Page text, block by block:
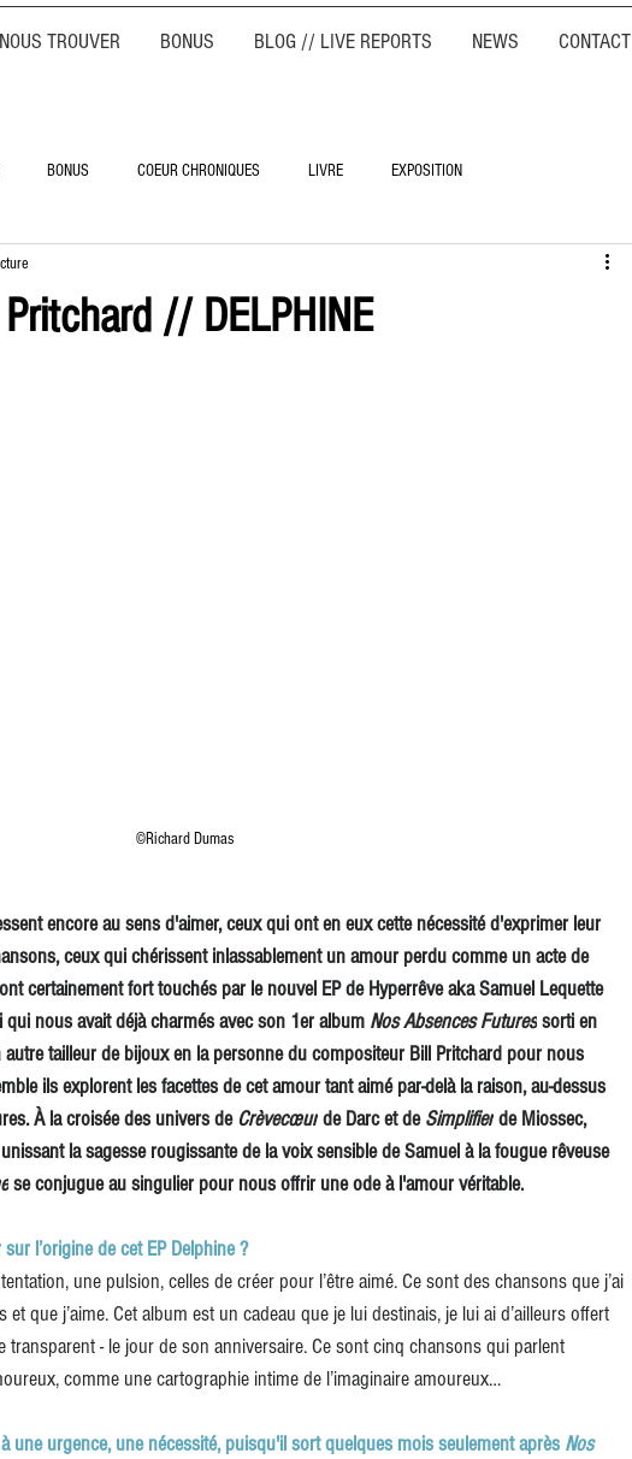
NOUS TROUVER BONUS BLOG // LIVE REPORTS NEWS CONTACT
BONUS COEUR CHRONIQUES LIVRE EXPOSITION
// DELPHINE
©Richard Dumas
encore au sens d'aimer, ceux qui ont en eux cette nécessité d'exprimer leur
ceux qui chérissent inlassablement un amour perdu comme un acte de
certainement fort touchés par le nouvel EP de Hyperrêve aka Samuel Lequette
qui nous avait déjà charmés avec son 1er album Nos Absences Futures sorti en
tailleur de bijoux en la personne du compositeur Bill Pritchard pour nous
ils explorent les facettes de cet amour tant aimé par-delà la raison, au-dessus
À la croisée des univers de Crèvecœur de Darc et de Simplifier de Miossec,
la sagesse rougissante de la voix sensible de Samuel à la fougue rêveuse
se conjugue au singulier pour nous offrir une ode à l'amour véritable.
l’origine de cet EP Delphine ?
une pulsion, celles de créer pour l’être aimé. Ce sont des chansons que j’ai
que j’aime. Cet album est un cadeau que je lui destinais, je lui ai d’ailleurs offert
transparent - le jour de son anniversaire. Ce sont cinq chansons qui parlent
comme une cartographie intime de l’imaginaire amoureux…
une urgence, une nécessité, puisqu'il sort quelques mois seulement après Nos